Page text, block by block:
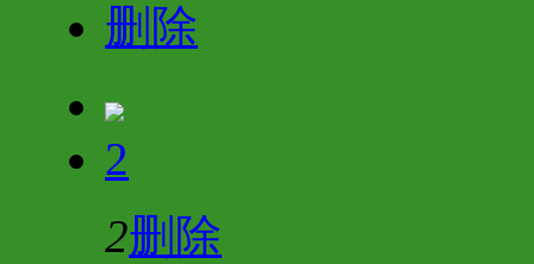
删除
2
2删除